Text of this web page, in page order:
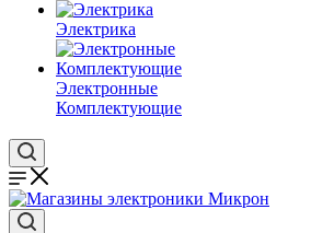
Электрика
Электронные
Комплектующие